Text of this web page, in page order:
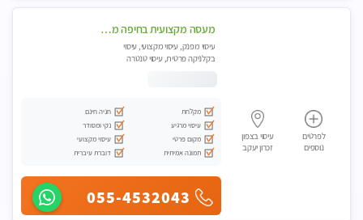
לפרטים
נוספים
עיסוי בצפון
זכרון יעקב
מעסה מקצועית בחיפה מעסה קלאסית ומפנקת להתקשר דרך -0505750417 WhatsApp מוזמן לחוויה בלתי נשכחת!!
עיסוי מפנק, עיסוי מקצועי, עיסוי
בקלניקה פרטית, עיסוי טנטרה
מקלחת
חניה חינם
עיסוי מרגיע
נקי ומסודר
מקום פרטי
עיסוי מקצועי
תמונה אמיתית
דוברת עיברית
055-4532043